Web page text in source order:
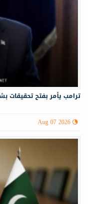
ترامب يأمر بفتح
Aug 07 2026